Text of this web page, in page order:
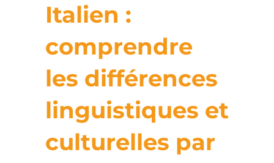
Italien :
comprendre
les différences
linguistiques et
culturelles par